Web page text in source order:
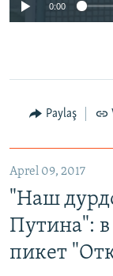
0:00
Paylaş
Aprel 09, 2017
"Наш
Путина":
пикет